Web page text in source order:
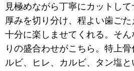
見極めながら丁寧にカットし
厚みを切り分け、程よい歯ご
十分に楽しませてくれる。そん
りの盛合わせがこちら。特上
ルビ、ヒレ、カルビ、タン塩